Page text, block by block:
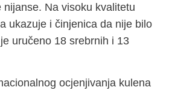
nijanse. Na visoku kvalitetu
ukazuje i činjenica da nije bilo
uručeno 18 srebrnih i 13
ocjenjivanja kulena